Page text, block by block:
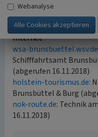
(Holstein Tourismus e.V.,
Internet
wsa-brunsbuettel.wsv.de
Schifffahrtsamt
(abgerufen 16.11.2018)
holstein-tourismus.de:
Brunsbüttel & Burg
nok-route.de: Technik
16.11.2018)
Webanalyse